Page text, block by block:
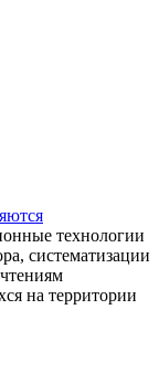
технологии
систематизации
на территории